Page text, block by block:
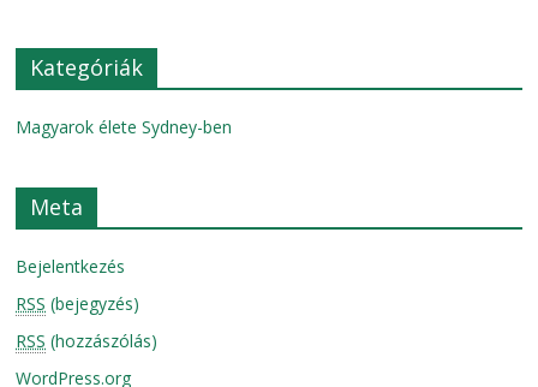
Kategóriák
Magyarok élete Sydney-ben
Meta
Bejelentkezés
RSS (bejegyzés)
RSS (hozzászólás)
WordPress.org